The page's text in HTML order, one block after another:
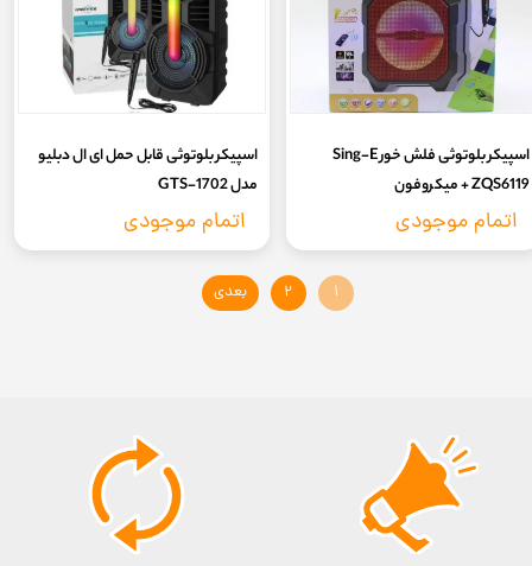
اسپیکر بلوتوثی فلش خور Sing-E
ZQS6119 + میکروفون
اتمام موجودی
اسپیکر بلوتوثی قابل حمل ای ال دبلیو
مدل 1702-GTS‏
اتمام موجودی
۱ ۲ بعدی